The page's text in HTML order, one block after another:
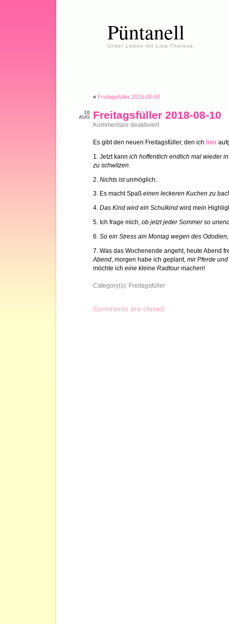
Püntanell
Unser Leben mit Lina-Theresa
« Freitagsfüller 2018-08-03
10
AUG
Freitagsfüller 2018-08-10
Kommentare deaktiviertfür
08-
Es gibt den neuen Freitagsfüller, den ich hier
1. Jetzt kann ich hoffentlich endlich mal wieder
zu schwitzen
2. Nichts istunmöglich.
3. Es macht Spaß einen leckeren Kuchen zu
4. Das Kind wird ein Schulkind wird mein
5. Ich frage mich, ob jetzt jeder Sommer so
6. So ein Stress am Montag wegen des
7. Was das Wochenende angeht, heute Abend
Abend , morgen habe ich geplant, mir Pferde
möchte ich eine kleine Radtour machen!
Category(s): Freitagsfüller
Comments are closed.